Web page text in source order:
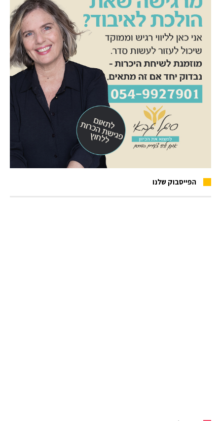
הפייסבוק שלנו